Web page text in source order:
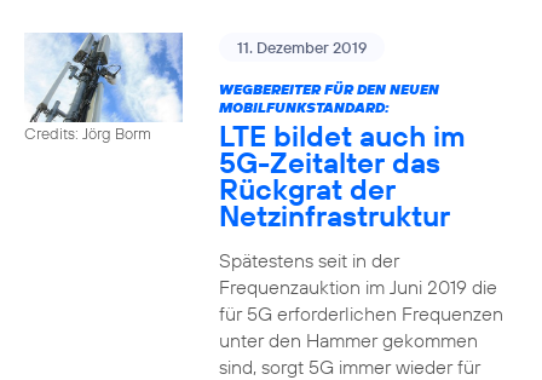
Credits: Jörg Borm
11. Dezember 2019
WEGBEREITER FÜR DEN NEUEN
MOBILFUNKSTANDARD:
LTE bildet auch im
5G-Zeitalter das
Rückgrat der
Netzinfrastruktur
Spätestens seit in der
Frequenzauktion im Juni 2019 die
für 5G erforderlichen Frequenzen
unter den Hammer gekommen
sind, sorgt 5G immer wieder für